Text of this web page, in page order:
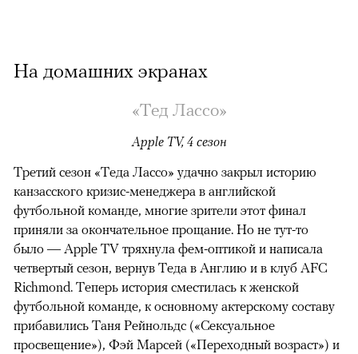
На домашних экранах
«Тед Лассо»
Apple TV, 4 сезон
00:00 / 00:00
Третий сезон «Теда Лассо» удачно закрыл историю
канзасского кризис-менеджера в английской
футбольной команде, многие зрители этот финал
приняли за окончательное прощание. Но не тут-то
было — Apple TV тряхнула фем-оптикой и написала
четвертый сезон, вернув Теда в Англию и в клуб AFC
Richmond. Теперь история сместилась к женской
футбольной команде, к основному актерскому составу
прибавились Таня Рейнольдс («Сексуальное
просвещение»), Фэй Марсей («Переходный возраст») и